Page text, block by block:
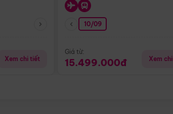
Xem chi tiết
10/09
Giá từ:
15.499.000đ Xem